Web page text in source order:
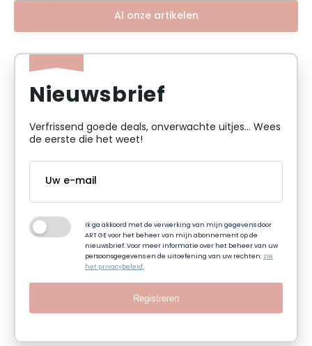
Al onze artikelen
Nieuwsbrief
Verfrissend goede deals, onverwachte uitjes... Wees
de eerste die het weet!
Ik ga akkoord met de verwerking van mijn gegevens door
ART GE voor het beheer van mijn abonnement op de
nieuwsbrief. Voor meer informatie over het beheer van uw
persoonsgegevens en de uitoefening van uw rechten:zie
het privacybeleid.
Registreren